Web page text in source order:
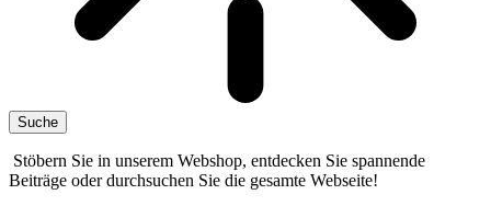
Suche
Stöbern Sie in unserem Webshop, entdecken Sie spannende
Beiträge oder durchsuchen Sie die gesamte Webseite!